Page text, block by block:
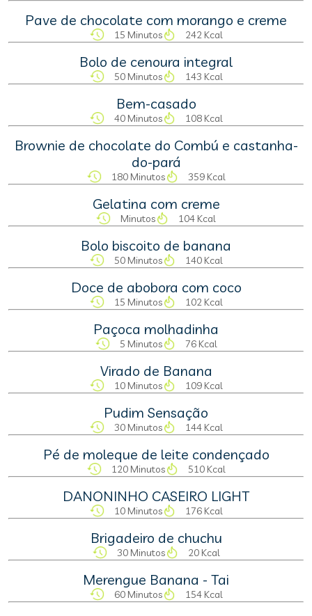
Pave de chocolate com morango e creme
15 Minutos 242 Kcal
Bolo de cenoura integral
50 Minutos 143 Kcal
Bem-casado
40 Minutos 108 Kcal
Brownie de chocolate do Combú e castanha-
do-pará
180 Minutos 359 Kcal
Gelatina com creme
Minutos 104 Kcal
Bolo biscoito de banana
50 Minutos 140 Kcal
Doce de abobora com coco
15 Minutos 102 Kcal
Paçoca molhadinha
5 Minutos 76 Kcal
Virado de Banana
10 Minutos 109 Kcal
Pudim Sensação
30 Minutos 144 Kcal
Pé de moleque de leite condençado
120 Minutos 510 Kcal
DANONINHO CASEIRO LIGHT
10 Minutos 176 Kcal
Brigadeiro de chuchu
30 Minutos 20 Kcal
Merengue Banana - Tai
60 Minutos 154 Kcal